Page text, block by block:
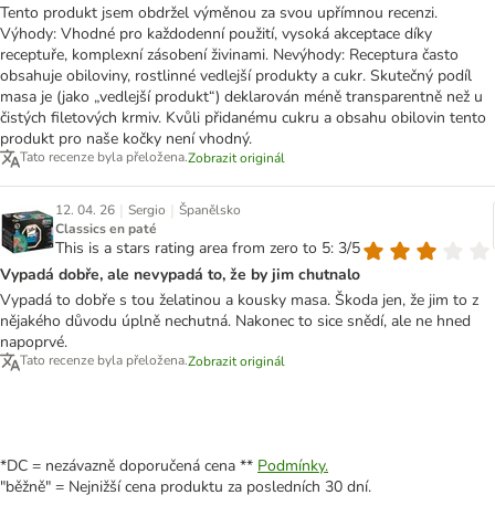
Tento produkt jsem obdržel výměnou za svou upřímnou recenzi.
Výhody: Vhodné pro každodenní použití, vysoká akceptace díky
receptuře, komplexní zásobení živinami. Nevýhody: Receptura často
obsahuje obiloviny, rostlinné vedlejší produkty a cukr. Skutečný podíl
masa je (jako „vedlejší produkt“) deklarován méně transparentně než u
čistých filetových krmiv. Kvůli přidanému cukru a obsahu obilovin tento
produkt pro naše kočky není vhodný.
Tato recenze byla přeložena.Zobrazit originál
12. 04. 26 | Sergio | Španělsko
Classics en paté
This is a stars rating area from zero to 5: 3/5
Vypadá dobře, ale nevypadá to, že by jim chutnalo
Vypadá to dobře s tou želatinou a kousky masa. Škoda jen, že jim to z
nějakého důvodu úplně nechutná. Nakonec to sice snědí, ale ne hned
napoprvé.
Tato recenze byla přeložena.Zobrazit originál
*DC = nezávazně doporučená cena ** Podmínky.
"běžně" = Nejnižší cena produktu za posledních 30 dní.